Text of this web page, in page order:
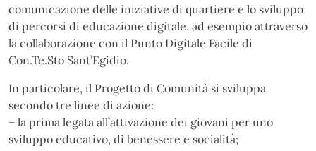
comunicazione delle iniziative di quartiere e lo sviluppo
di percorsi di educazione digitale, ad esempio attraverso
la collaborazione con il Punto Digitale Facile di
Con.Te.Sto Sant’Egidio.
In particolare, il Progetto di Comunità si sviluppa
secondo tre linee di azione:
– la prima legata all’attivazione dei giovani per uno
sviluppo educativo, di benessere e socialità;